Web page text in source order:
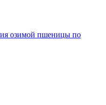
озимой пшеницы по